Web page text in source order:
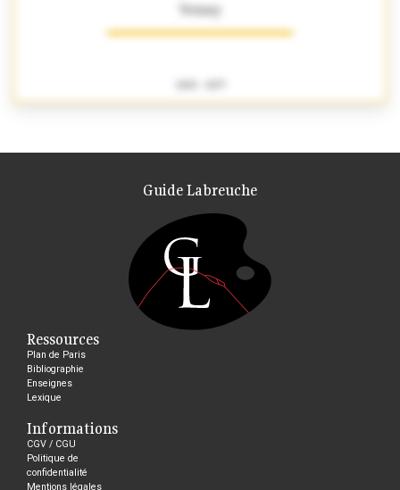
Vernay
Guide Labreuche
Ressources
Plan de Paris
Bibliographie
Enseignes
Lexique
Informations
CGV / CGU
Politique de
confidentialité
Mentions légales